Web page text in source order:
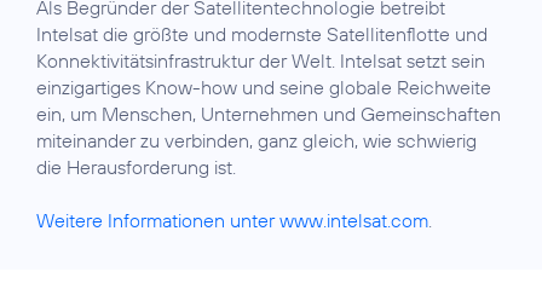
Als Begründer der Satellitentechnologie betreibt
Intelsat die größte und modernste Satellitenflotte und
Konnektivitätsinfrastruktur der Welt. Intelsat setzt sein
einzigartiges Know-how und seine globale Reichweite
ein, um Menschen, Unternehmen und Gemeinschaften
miteinander zu verbinden, ganz gleich, wie schwierig
die Herausforderung ist.
Weitere Informationen unter www.intelsat.com